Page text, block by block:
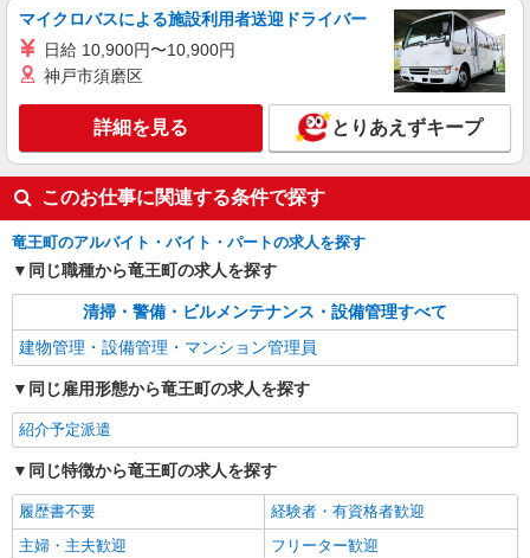
マイクロバスによる施設利用者送迎ドライバー
日給 10,900円〜10,900円
神戸市須磨区
詳細を見る とりあえずキープ
このお仕事に関連する条件で探す
竜王町のアルバイト・バイト・パートの求人を探す
同じ職種から竜王町の求人を探す
清掃・警備・ビルメンテナンス・設備管理すべて
建物管理・設備管理・マンション管理員
同じ雇用形態から竜王町の求人を探す
紹介予定派遣
同じ特徴から竜王町の求人を探す
履歴書不要
経験者・有資格者歓迎
主婦・主夫歓迎
フリーター歓迎